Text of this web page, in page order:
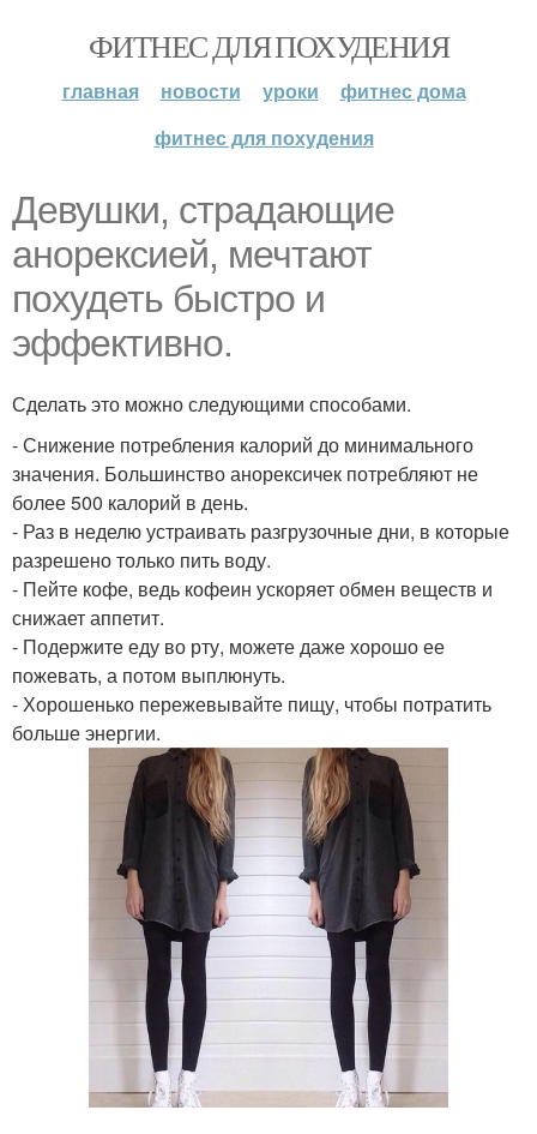
ФИТНЕС ДЛЯ ПОХУДЕНИЯ
главная новости уроки
фитнес дома
фитнес для похудения
Девушки, страдающие
анорексией, мечтают
похудеть быстро и
эффективно.
Сделать это можно следующими способами.
- Снижение потребления калорий до минимального
значения. Большинство анорексичек потребляют не
более 500 калорий в день.
- Раз в неделю устраивать разгрузочные дни, в которые
разрешено только пить воду.
- Пейте кофе, ведь кофеин ускоряет обмен веществ и
снижает аппетит.
- Подержите еду во рту, можете даже хорошо ее
пожевать, а потом выплюнуть.
- Хорошенько пережевывайте пищу, чтобы потратить
больше энергии.